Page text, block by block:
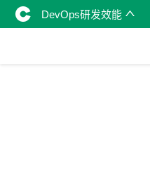
DevOps研发效能